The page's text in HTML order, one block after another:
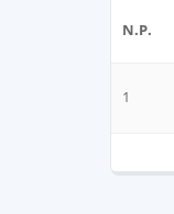
N.P.
1